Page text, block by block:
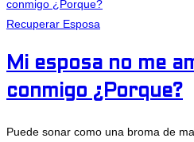
Recuperar Esposa
Mi esposa no me
conmigo ¿Porque?
Puede sonar como una broma de